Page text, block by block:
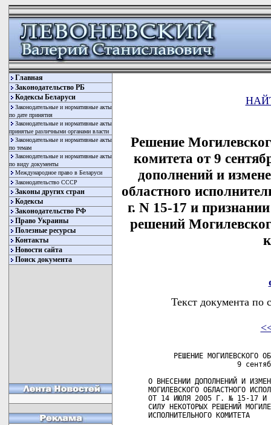
Главная
Законодательство РБ
Кодексы Беларуси
Законодательные и нормативные акты
по дате принятия
Законодательные и нормативные акты
принятые различными органами власти
Законодательные и нормативные акты
по темам
Законодательные и нормативные акты
по виду документы
Международное право в Беларуси
Законодательство СССР
Законы других стран
Кодексы
Законодательство РФ
Право Украины
Полезные ресурсы
Контакты
Новости сайта
Поиск документа
Решение
комитета от 9
дополнений и
областного
г. N 15-17 и
решений
Текст документа по
РЕШЕНИЕ МОГИЛЕВСКОГО
9
О ВНЕСЕНИИ ДОПОЛНЕНИЙ И
МОГИЛЕВСКОГО ОБЛАСТНОГО
ОТ 14 ИЮЛЯ 2005 Г. № 15-17 И
СИЛУ НЕКОТОРЫХ РЕШЕНИЙ
ИСПОЛНИТЕЛЬНОГО КОМИТЕТА